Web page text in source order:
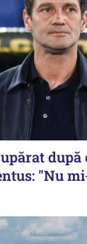
"Nu